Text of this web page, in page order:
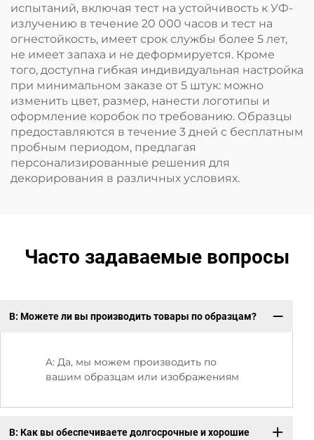
испытаний, включая тест на устойчивость к УФ-
излучению в течение 20 000 часов и тест на
огнестойкость, имеет срок службы более 5 лет,
не имеет запаха и не деформируется. Кроме
того, доступна гибкая индивидуальная настройка
при минимальном заказе от 5 штук: можно
изменить цвет, размер, нанести логотипы и
оформление коробок по требованию. Образцы
предоставляются в течение 3 дней с бесплатным
пробным периодом, предлагая
персонализированные решения для
декорирования в различных условиях.
Часто задаваемые вопросы
В: Можете ли вы производить товары по образцам?
A: Да, мы можем производить по
вашим образцам или изображениям
В: Как вы обеспечиваете долгосрочные и хорошие